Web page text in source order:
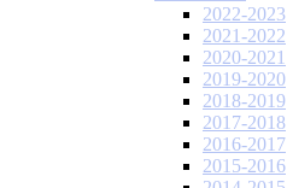
2022-2023
2021-2022
2020-2021
2019-2020
2018-2019
2017-2018
2016-2017
2015-2016